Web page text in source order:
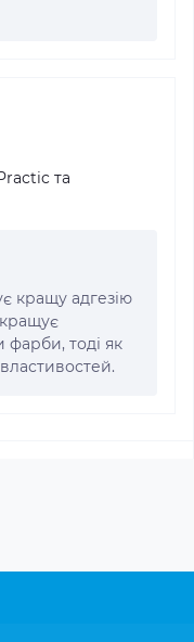
та
кращу адгезію
тоді як